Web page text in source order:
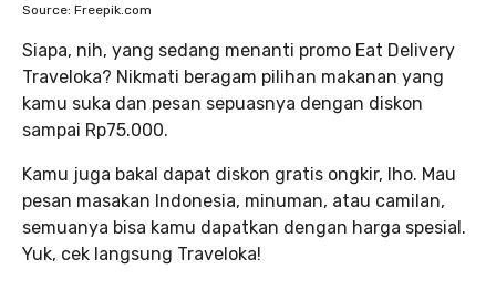
Source: Freepik.com
Siapa, nih, yang sedang menanti promo Eat Delivery
Traveloka? Nikmati beragam pilihan makanan yang
kamu suka dan pesan sepuasnya dengan diskon
sampai Rp75.000.
Kamu juga bakal dapat diskon gratis ongkir, lho. Mau
pesan masakan Indonesia, minuman, atau camilan,
semuanya bisa kamu dapatkan dengan harga spesial.
Yuk, cek langsung Traveloka!